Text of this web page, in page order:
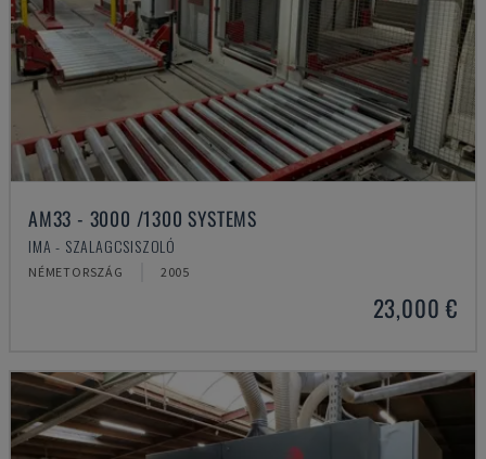
AM33 - 3000 /1300 SYSTEMS
IMA - SZALAGCSISZOLÓ
NÉMETORSZÁG 2005
23,000 €